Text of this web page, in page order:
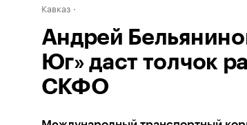
Кавказ
Андрей
Юг» даст толчок
СКФО